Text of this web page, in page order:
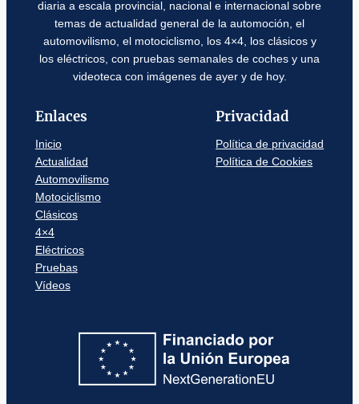
diaria a escala provincial, nacional e internacional sobre
temas de actualidad general de la automoción, el
automovilismo, el motociclismo, los 4×4, los clásicos y
los eléctricos, con pruebas semanales de coches y una
videoteca con imágenes de ayer y de hoy.
Enlaces
Inicio
Actualidad
Automovilismo
Motociclismo
Clásicos
4×4
Eléctricos
Pruebas
Vídeos
Privacidad
Política de privacidad
Política de Cookies